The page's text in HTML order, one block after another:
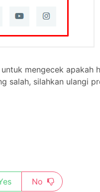
mengecek apakah
salah, silahkan ulangi
No